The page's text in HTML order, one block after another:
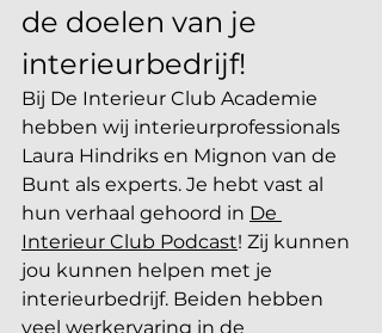
de doelen van je
interieurbedrijf!
Bij De Interieur Club Academie
hebben wij interieurprofessionals
Laura Hindriks en Mignon van de
Bunt als experts. Je hebt vast al
hun verhaal gehoord in De
Interieur Club Podcast! Zij kunnen
jou kunnen helpen met je
interieurbedrijf. Beiden hebben
veel werkervaring in de